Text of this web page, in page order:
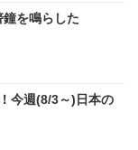
を鳴らした
今週(8/3～)日本の